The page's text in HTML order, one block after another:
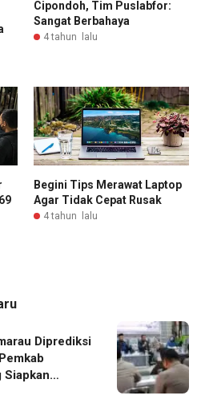
Cipondoh, Tim Puslabfor:
Sangat Berbahaya
4 tahun lalu
Begini Tips Merawat Laptop
Agar Tidak Cepat Rusak
4 tahun lalu
Diprediksi
Siapkan
Krisis